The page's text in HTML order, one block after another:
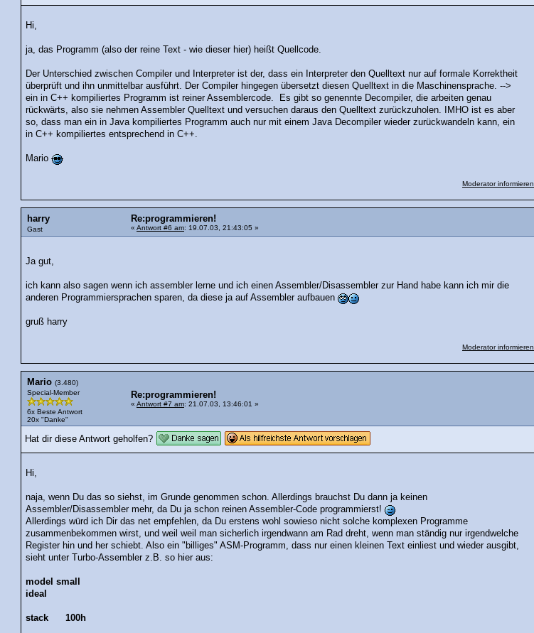
Hi,
ja, das Programm (also der reine Text - wie dieser hier) heißt Quellcode.
Der Unterschied zwischen Compiler und Interpreter ist der, dass ein Interpreter den Quelltext nur auf formale Korrektheit
überprüft und ihn unmittelbar ausführt. Der Compiler hingegen übersetzt diesen Quelltext in die Maschinensprache. -->
ein in C++ kompiliertes Programm ist reiner Assemblercode. Es gibt so genennte Decompiler, die arbeiten genau
rückwärts, also sie nehmen Assembler Quelltext und versuchen daraus den Quelltext zurückzuholen. IMHO ist es aber
so, dass man ein in Java kompiliertes Programm auch nur mit einem Java Decompiler wieder zurückwandeln kann, ein
in C++ kompiliertes entsprechend in C++.
Mario
Moderator informieren
harry
Gast
Re:programmieren!
« Antwort #6 am: 19.07.03, 21:43:05 »
Ja gut,
ich kann also sagen wenn ich assembler lerne und ich einen Assembler/Disassembler zur Hand habe kann ich mir die
anderen Programmiersprachen sparen, da diese ja auf Assembler aufbauen
gruß harry
Moderator informieren
Mario (3.480)
Special-Member
6x Beste Antwort
20x "Danke"
Re:programmieren!
« Antwort #7 am: 21.07.03, 13:46:01 »
Hat dir diese Antwort geholfen?
Hi,
naja, wenn Du das so siehst, im Grunde genommen schon. Allerdings brauchst Du dann ja keinen
Assembler/Disassembler mehr, da Du ja schon reinen Assembler-Code programmierst!
Allerdings würd ich Dir das net empfehlen, da Du erstens wohl sowieso nicht solche komplexen Programme
zusammenbekommen wirst, und weil weil man sicherlich irgendwann am Rad dreht, wenn man ständig nur irgendwelche
Register hin und her schiebt. Also ein "billiges" ASM-Programm, dass nur einen kleinen Text einliest und wieder ausgibt,
sieht unter Turbo-Assembler z.B. so hier aus:
model small
ideal
stack 100h